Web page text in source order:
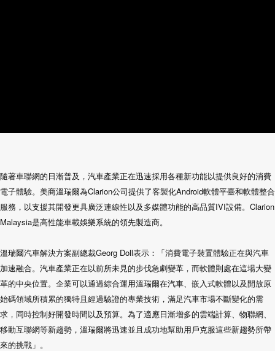
隨著車聯網的日漸普及，汽車產業正在迅速採用各種新功能以提供良好的消費
電子體驗。美商溫瑞爾為Clarion公司提供了客製化Android軟體平臺和軟體整合
服務，以支援其開發更具廣泛連線性以及多媒體功能的高品質IVI設備。Clarion
Malaysia是高性能車載娛樂系統的領先製造商。
溫瑞爾汽車解決方案副總裁Georg Doll表示：「消費電子裝置體驗正在與汽車
加速融合。汽車產業正在以前所未見的步伐急劇變革，而軟體則處在這場大變
革的中央位置。企業可以通過綜合運用溫瑞爾在汽車、嵌入式軟體以及開放原
始碼領域所積累的獨特且經過驗證的專業技術，滿足汽車市場不斷變化的需
求，同時控制好開發時間以及預算。為了適應日漸增多的雲端計算、物聯網、
移動互聯網等新趨勢，溫瑞爾將迅速並且成功地幫助用戶克服這些新趨勢所帶
來的挑戰」。